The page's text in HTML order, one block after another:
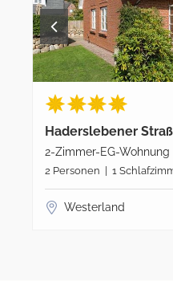
Haderslebener
2-Zimmer-EG-Wohnung
2 Personen | 1
Westerland